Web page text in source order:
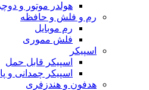
هولدر موتور و
رم و فلش و حافظه
رم موبایل
فلش مموری
اسپیکر
اسپیکر قابل حمل
اسپیکر چمدانی و
هدفون و هندزفری